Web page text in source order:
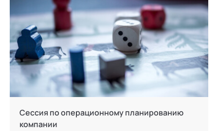
Сессия по операционному планированию
компании